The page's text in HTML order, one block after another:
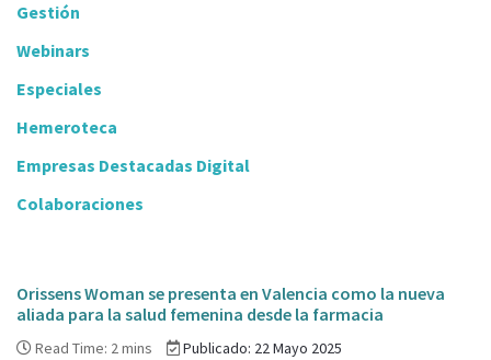
Gestión
Webinars
Especiales
Hemeroteca
Empresas Destacadas Digital
Colaboraciones
Orissens Woman se presenta en Valencia como la nueva
aliada para la salud femenina desde la farmacia
Read Time: 2 mins Publicado: 22 Mayo 2025